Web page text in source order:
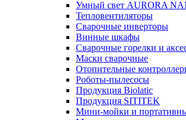
Умный свет AURORA
Тепловентиляторы
Сварочные инверторы
Винные шкафы
Сварочные горелки и
Маски сварочные
Отопительные
Роботы-пылесосы
Продукция Biolatic
Продукция SITITEK
Мини-мойки и